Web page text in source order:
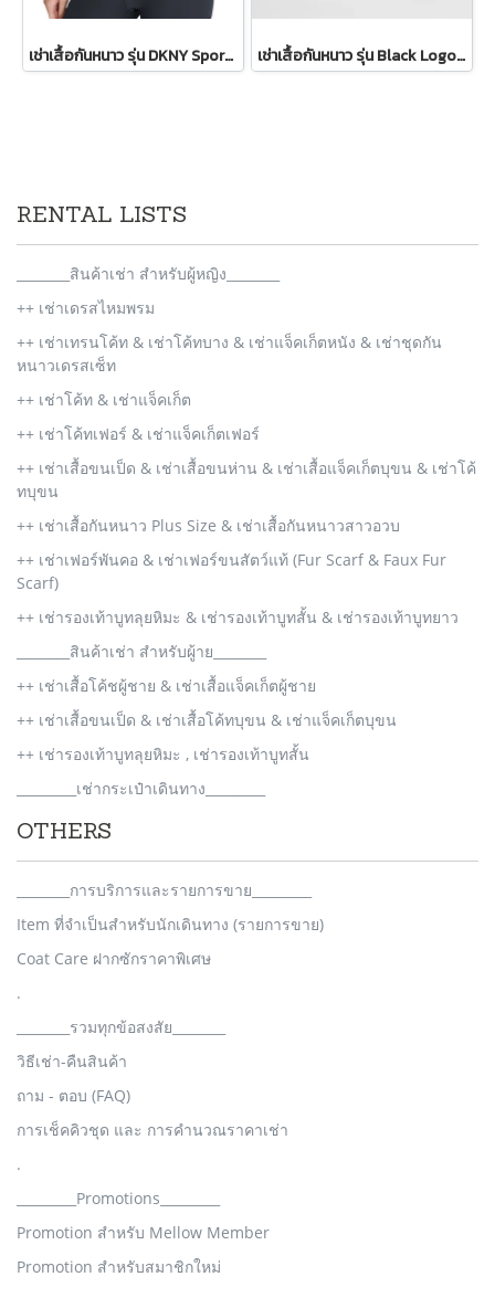
เช่าเสื้อกันหนาว รุ่น DKNY Sport Sherpa-Trim Puffer Vest WINTERCLOTHFA0297 เช่าเสื้อกันหนาว รุ่น Black Logo Patch Bomber Jacket WINTERCLOTHFA0298
RENTAL LISTS
________สินค้าเช่า สำหรับผู้หญิง________
++ เช่าเดรสไหมพรม
++ เช่าเทรนโค้ท & เช่าโค้ทบาง & เช่าแจ็คเก็ตหนัง & เช่าชุดกัน
หนาวเดรสเซ็ท
++ เช่าโค้ท & เช่าแจ็คเก็ต
++ เช่าโค้ทเฟอร์ & เช่าแจ็คเก็ตเฟอร์
++ เช่าเสื้อขนเป็ด & เช่าเสื้อขนห่าน & เช่าเสื้อแจ็คเก็ตบุขน & เช่าโค้
ทบุขน
++ เช่าเสื้อกันหนาว Plus Size & เช่าเสื้อกันหนาวสาวอวบ
++ เช่าเฟอร์พันคอ & เช่าเฟอร์ขนสัตว์แท้ (Fur Scarf & Faux Fur
Scarf)
++ เช่ารองเท้าบูทลุยหิมะ & เช่ารองเท้าบูทสั้น & เช่ารองเท้าบูทยาว
________สินค้าเช่า สำหรับผู้าย________
++ เช่าเสื้อโค้ชผู้ชาย & เช่าเสื้อแจ็คเก็ตผู้ชาย
++ เช่าเสื้อขนเป็ด & เช่าเสื้อโค้ทบุขน & เช่าแจ็คเก็ตบุขน
++ เช่ารองเท้าบูทลุยหิมะ , เช่ารองเท้าบูทสั้น
_________เช่ากระเป๋าเดินทาง_________
OTHERS
________การบริการและรายการขาย_________
Item ที่จำเป็นสำหรับนักเดินทาง (รายการขาย)
Coat Care ฝากซักราคาพิเศษ
.
________รวมทุกข้อสงสัย________
วิธีเช่า-คืนสินค้า
ถาม - ตอบ (FAQ)
การเช็คคิวชุด และ การคำนวณราคาเช่า
.
_________Promotions_________
Promotion สำหรับ Mellow Member
Promotion สำหรับสมาชิกใหม่